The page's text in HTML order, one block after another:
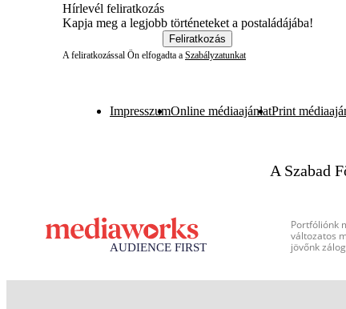
Hírlevél feliratkozás
Kapja meg a legjobb történeteket a postaládájába!
Feliratkozás
A feliratkozással Ön elfogadta a Szabályzatunkat
ImpresszumOnline médiaajánlatPrint
A Szabad
Portfóliónk
változatos
jövőnk